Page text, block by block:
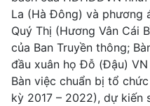
La (Hà Đông) và phương
Quý Thị (Hương Vân Cái
của Ban Truyền thông;
đầu xuân họ Đỗ (Đậu)
Bàn việc chuẩn bị tổ
kỳ 2017 – 2022), dự kiến